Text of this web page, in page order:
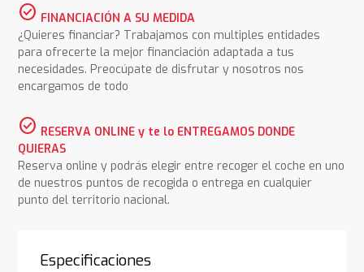
check_circle FINANCIACIÓN A SU MEDIDA
¿Quieres financiar? Trabajamos con multiples entidades
para ofrecerte la mejor financiación adaptada a tus
necesidades. Preocúpate de disfrutar y nosotros nos
encargamos de todo
check_circle RESERVA ONLINE y te lo ENTREGAMOS DONDE
QUIERAS
Reserva online y podrás elegir entre recoger el coche en uno
de nuestros puntos de recogida o entrega en cualquier
punto del territorio nacional.
Especificaciones